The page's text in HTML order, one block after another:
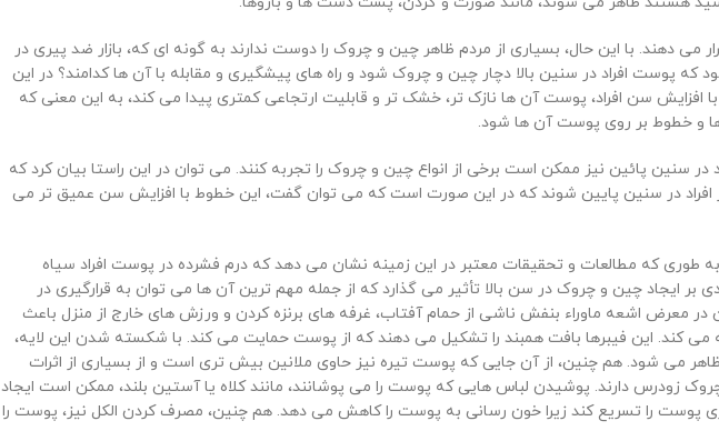
دهند. با این حال، بسیاری از مردم ظاهر چین و چروک را دوست ندارند به گونه ای که، بازار ضد پیری در
باعث می شود که پوست افراد در سنین بالا دچار چین و چروک شود و راه های پیشگیری و مقابله با آن ها کدامند؟ در این
سن افراد، پوست آن ها نازک تر، خشک تر و قابلیت ارتجاعی کمتری پیدا می کند، به این معنی که
ها و خطوط بر روی پوست آن ها شود.
پائین نیز ممکن است برخی از انواع چین و چروک را تجربه کنند. می توان در این راستا بیان کرد که
افراد در سنین پایین شوند که در این صورت است که می توان گفت، این خطوط با افزایش سن عمیق تر می
طوری که مطالعات و تحقیقات معتبر در این زمینه نشان می ‌دهد که درم فشرده در پوست افراد سیاه‌
چین و چروک در سن بالا تأثیر می گذارد که از جمله مهم ترین آن ها می توان به قرارگیری در
معرض اشعه ماوراء بنفش ناشی از حمام آفتاب، غرفه‌ های برنزه کردن و ورزش ‌های خارج از منزل باعث
کند. این فیبرها بافت همبند را تشکیل می دهند که از پوست حمایت می کند. با شکسته شدن این لایه،
شود. هم چنین، از آن جایی که پوست تیره نیز حاوی ملانین بیش تری است و از بسیاری از اثرات
زودرس دارند. پوشیدن لباس هایی که پوست را می پوشانند، مانند کلاه یا آستین بلند، ممکن است ایجاد
پوست را تسریع کند زیرا خون رسانی به پوست را کاهش می دهد. هم چنین، مصرف کردن الکل نیز، پوست را